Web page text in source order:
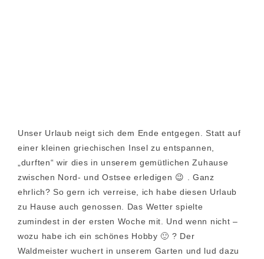
Unser Urlaub neigt sich dem Ende entgegen. Statt auf
einer kleinen griechischen Insel zu entspannen,
„durften“ wir dies in unserem gemütlichen Zuhause
zwischen Nord- und Ostsee erledigen 😉 . Ganz
ehrlich? So gern ich verreise, ich habe diesen Urlaub
zu Hause auch genossen. Das Wetter spielte
zumindest in der ersten Woche mit. Und wenn nicht –
wozu habe ich ein schönes Hobby 🙂 ? Der
Waldmeister wuchert in unserem Garten und lud dazu